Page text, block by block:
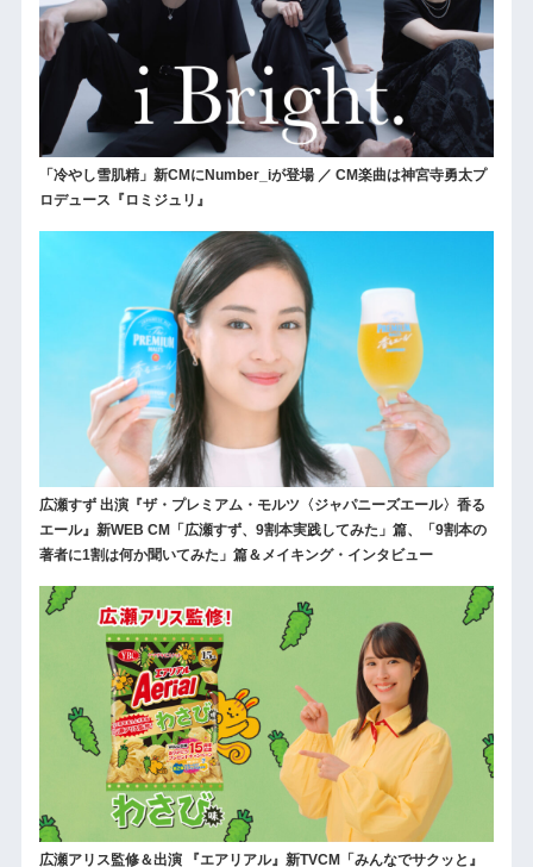
「冷やし雪肌精」新CMにNumber_iが登場 ／ CM楽曲は神宮寺勇太プ
ロデュース『ロミジュリ』
広瀬すず 出演『ザ・プレミアム・モルツ〈ジャパニーズエール〉香る
エール』新WEB CM「広瀬すず、9割本実践してみた」篇、「9割本の
著者に1割は何か聞いてみた」篇＆メイキング・インタビュー
広瀬アリス監修＆出演 『エアリアル』新TVCM「みんなでサクッと』